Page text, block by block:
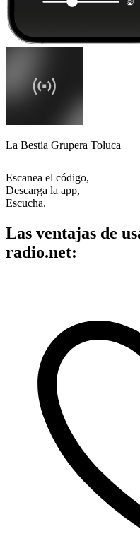
La Bestia Grupera Toluca
Escanea el código,
Descarga la app,
Escucha.
Las ventajas de
radio.net: